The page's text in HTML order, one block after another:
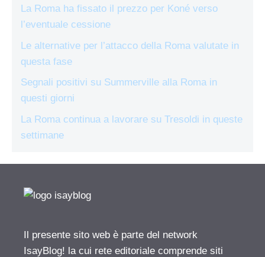
La Roma ha fissato il prezzo per Koné verso
l’eventuale cessione
Le alternative per l’attacco della Roma valutate in
questa fase
Segnali positivi su Summerville alla Roma in
questi giorni
La Roma continua a lavorare su Tresoldi in queste
settimane
Il presente sito web è parte del network
IsayBlog! la cui rete editoriale comprende siti